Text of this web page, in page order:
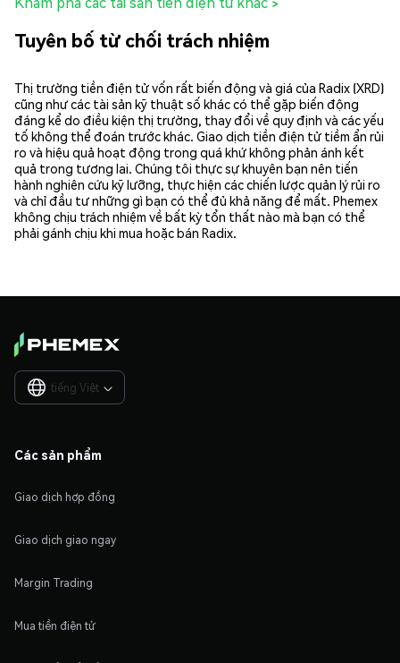
Tuyên bố từ chối trách nhiệm
Thị trường tiền điện tử vốn rất biến động và giá của Radix (XRD)
cũng như các tài sản kỹ thuật số khác có thể gặp biến động
đáng kể do điều kiện thị trường, thay đổi về quy định và các yếu
tố không thể đoán trước khác. Giao dịch tiền điện tử tiềm ẩn rủi
ro và hiệu quả hoạt động trong quá khứ không phản ánh kết
quả trong tương lai. Chúng tôi thực sự khuyên bạn nên tiến
hành nghiên cứu kỹ lưỡng, thực hiện các chiến lược quản lý rủi ro
và chỉ đầu tư những gì bạn có thể đủ khả năng để mất. Phemex
không chịu trách nhiệm về bất kỳ tổn thất nào mà bạn có thể
phải gánh chịu khi mua hoặc bán Radix.
tiếng Việt 
Các sản phẩm
Giao dịch hợp đồng
Giao dịch giao ngay
Margin Trading
Mua tiền điện tử